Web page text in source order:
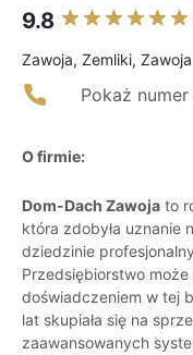
9.8
Zawoja, Zemliki, Zawoja
Pokaż
O firmie:
Dom-Dach Zawoja to
która zdobyła uznanie
dziedzinie
Przedsiębiorstwo
doświadczeniem w tej
lat skupiała się na
zaawansowanych